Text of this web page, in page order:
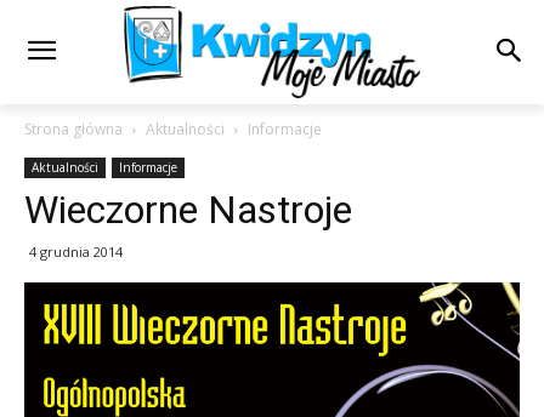
Strona główna Aktualności Informacje
Aktualności Informacje
Wieczorne Nastroje
4 grudnia 2014